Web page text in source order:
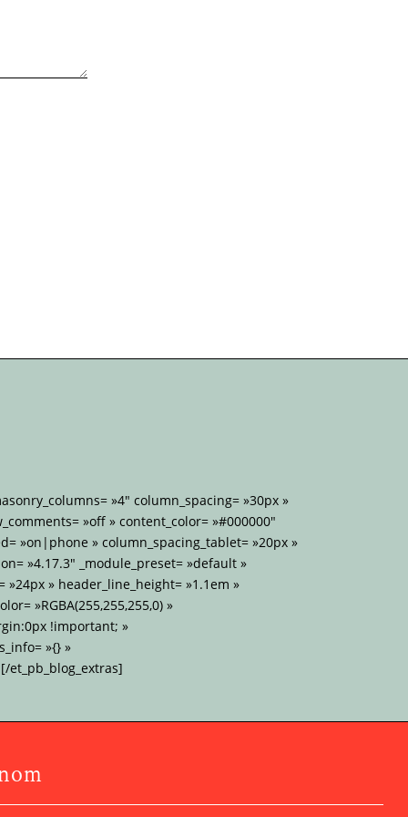
»4″ column_spacing= »30px »
»off » content_color= »#000000″
»on|phone » column_spacing_tablet= »20px »
»4.17.3″ _module_preset= »default »
» header_line_height= »1.1em »
»RGBA(255,255,255,0) »
!important; »
»{} »
et_pb_blog_extras]